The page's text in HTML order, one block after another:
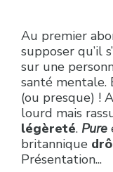
Au premier
supposer qu’il
sur une
santé mentale.
(ou presque) !
lourd mais
légèreté. Pure
britannique
Présentation...